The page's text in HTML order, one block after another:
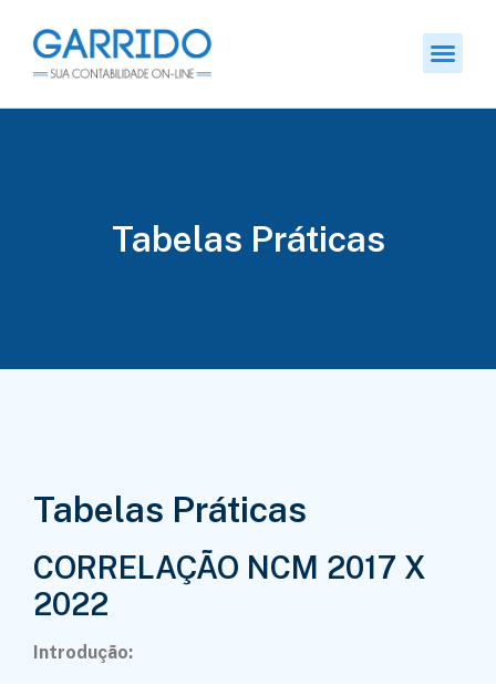
Tabelas Práticas
Tabelas Práticas
CORRELAÇÃO NCM 2017 X
2022
Introdução: